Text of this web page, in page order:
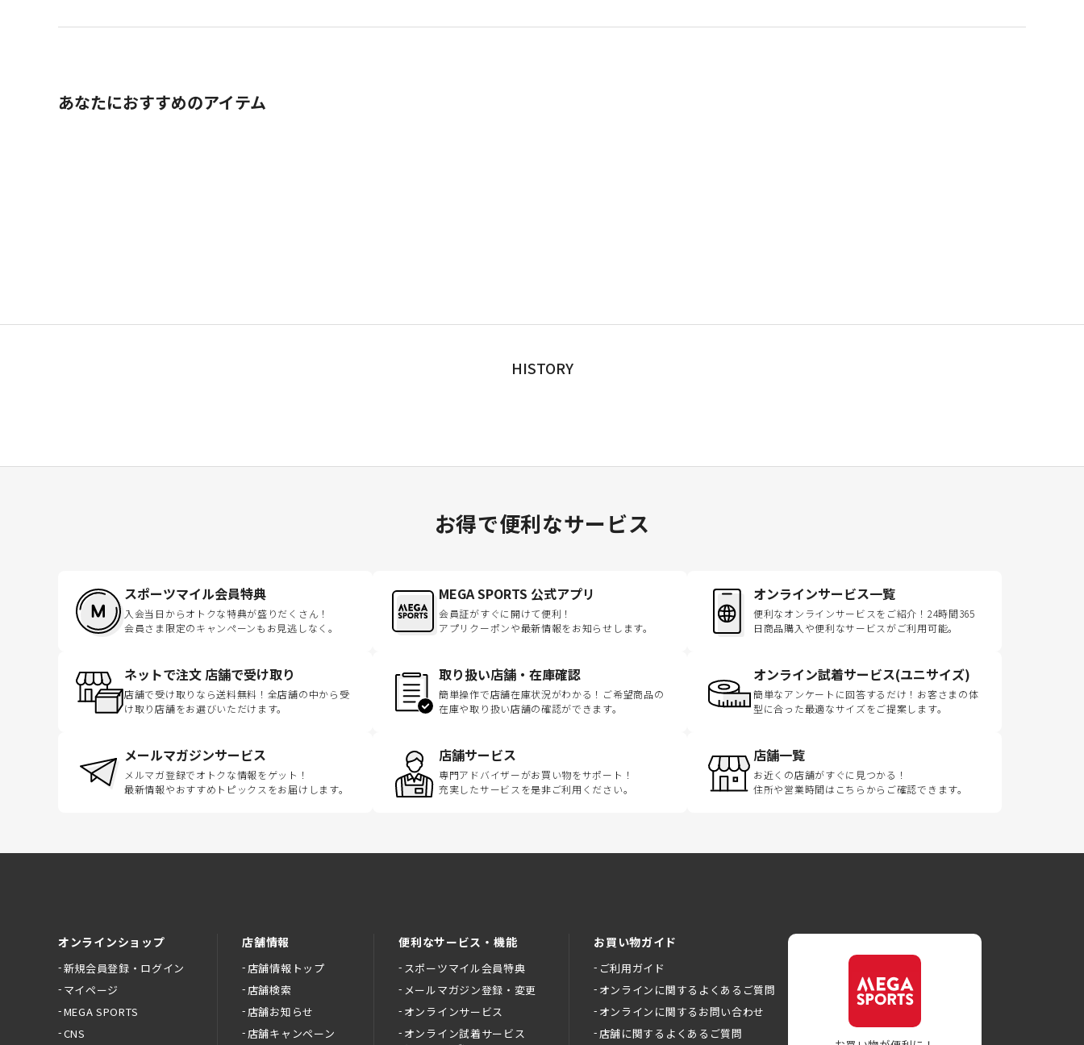
あなたにおすすめのアイテム
HISTORY
お得で便利なサービス
スポーツマイル会員特典
入会当日からオトクな特典が盛りだくさん！
会員さま限定のキャンペーンもお見逃しなく。
MEGA SPORTS 公式アプリ
会員証がすぐに開けて便利！
アプリクーポンや最新情報をお知らせします。
オンラインサービス一覧
便利なオンラインサービスをご紹介！24時間365
日商品購入や便利なサービスがご利用可能。
ネットで注文 店舗で受け取り
店舗で受け取りなら送料無料！全店舗の中から受
け取り店舗をお選びいただけます。
取り扱い店舗・在庫確認
簡単操作で店舗在庫状況がわかる！ご希望商品の
在庫や取り扱い店舗の確認ができます。
オンライン試着サービス(ユニサイズ)
簡単なアンケートに回答するだけ！お客さまの体
型に合った最適なサイズをご提案します。
メールマガジンサービス
メルマガ登録でオトクな情報をゲット！
最新情報やおすすめトピックスをお届けします。
店舗サービス
専門アドバイザーがお買い物をサポート！
充実したサービスを是非ご利用ください。
店舗一覧
お近くの店舗がすぐに見つかる！
住所や営業時間はこちらからご確認できます。
オンラインショップ
新規会員登録・ログイン
マイページ
MEGA SPORTS
CNS
店舗情報
店舗情報トップ
店舗検索
店舗お知らせ
店舗キャンペーン
便利なサービス・機能
スポーツマイル会員特典
メールマガジン登録・変更
オンラインサービス
オンライン試着サービス
お買い物ガイド
ご利用ガイド
オンラインに関するよくあるご質問
オンラインに関するお問い合わせ
店舗に関するよくあるご質問